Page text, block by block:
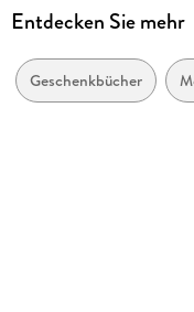
Verlag/Hersteller
Produktart
kartoniert
Entdecken Sie mehr
Geschenkbücher